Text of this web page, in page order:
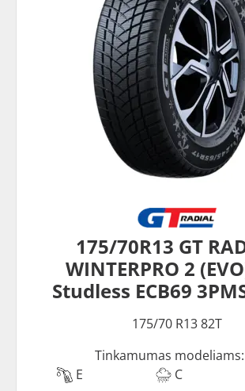
175/70R13 GT
WINTERPRO 2
Studless ECB69
175/70 R13 82T
Tinkamumas modeliams:
E
C